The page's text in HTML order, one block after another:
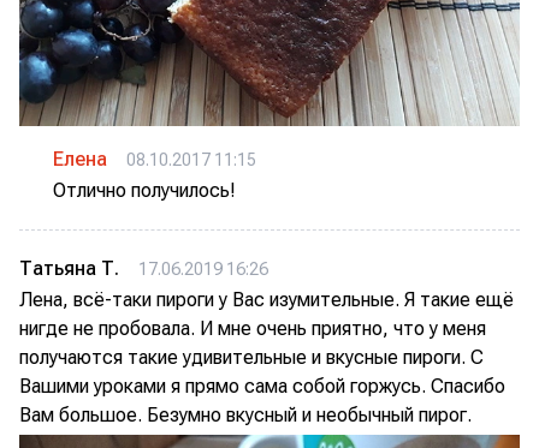
Елена 08.10.2017 11:15
Отлично получилось!
Татьяна Т. 17.06.2019 16:26
Лена, всё-таки пироги у Вас изумительные. Я такие ещё
нигде не пробовала. И мне очень приятно, что у меня
получаются такие удивительные и вкусные пироги. С
Вашими уроками я прямо сама собой горжусь. Спасибо
Вам большое. Безумно вкусный и необычный пирог.